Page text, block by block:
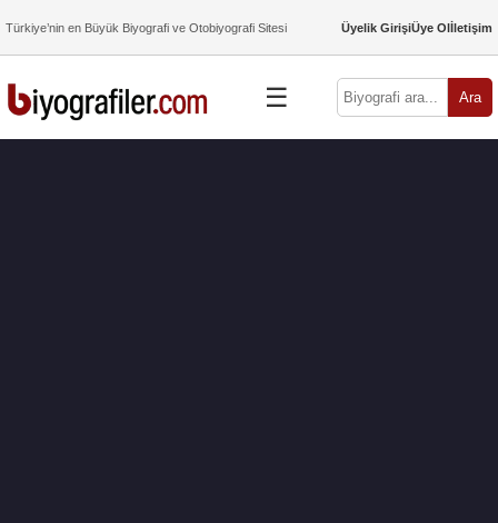
Türkiye’nin en Büyük Biyografi ve Otobiyografi Sitesi Üyelik GirişiÜye Olİletişim
☰ Ara